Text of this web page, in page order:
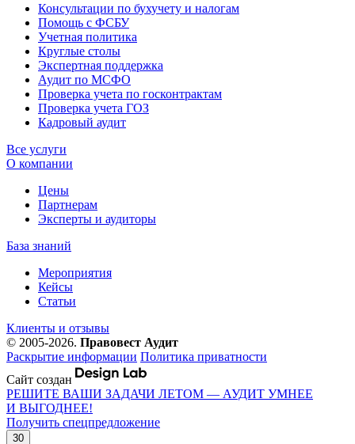
Консультации по бухучету и налогам
Помощь с ФСБУ
Учетная политика
Круглые столы
Экспертная поддержка
Аудит по МСФО
Проверка учета по госконтрактам
Проверка учета ГОЗ
Кадровый аудит
Все услуги
О компании
Цены
Партнерам
Эксперты и аудиторы
База знаний
Мероприятия
Кейсы
Статьи
Клиенты и отзывы
© 2005-2026. Правовест Аудит
Раскрытие информации Политика приватности
Сайт создан
РЕШИТЕ ВАШИ ЗАДАЧИ ЛЕТОМ — АУДИТ УМНЕЕ
И ВЫГОДНЕЕ!
Получить спецпредложение
30